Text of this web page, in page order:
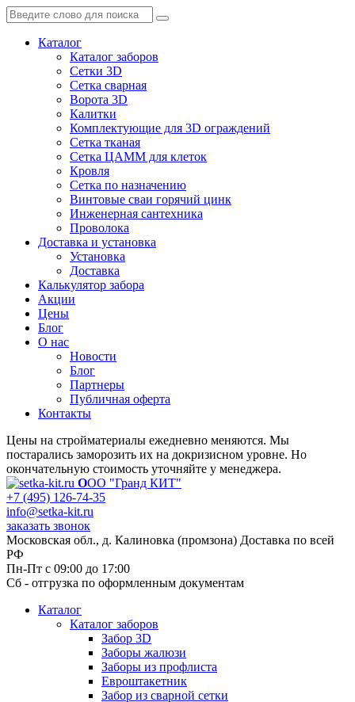
Каталог
Каталог заборов
Сетки 3D
Сетка сварная
Ворота 3D
Калитки
Комплектующие для 3D ограждений
Сетка тканая
Сетка ЦАММ для клеток
Кровля
Сетка по назначению
Винтовые сваи горячий цинк
Инженерная сантехника
Проволока
Доставка и установка
Установка
Доставка
Калькулятор забора
Акции
Цены
Блог
О нас
Новости
Блог
Партнеры
Публичная оферта
Контакты
Цены на стройматериалы ежедневно меняются. Мы
постарались заморозить их на докризисном уровне. Но
окончательную стоимость уточняйте у менеджера.
ООО "Гранд КИТ"
+7 (495) 126-74-35
info@setka-kit.ru
заказать звонок
Московская обл., д. Калиновка (промзона) Доставка по всей
РФ
Пн-Пт с 09:00 до 17:00
Сб - отгрузка по оформленным документам
Каталог
Каталог заборов
Забор 3D
Заборы жалюзи
Заборы из профлиста
Евроштакетник
Забор из сварной сетки